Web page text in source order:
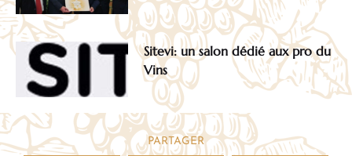
Sitevi: un salon dédié aux pro du
Vins
PARTAGER